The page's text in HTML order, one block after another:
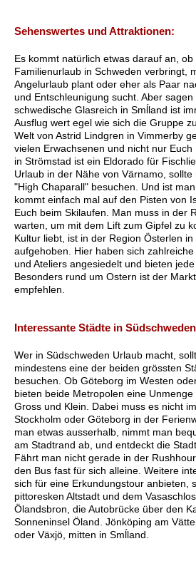
Sehenswertes und Attraktionen:
Es kommt natürlich etwas darauf an,
Familienurlaub in Schweden verbringt,
Angelurlaub plant oder eher als Paar
und Entschleunigung sucht. Aber
schwedische Glasreich in Smĺland ist
Ausflug wert egel wie sich die Gruppe
Welt von Astrid Lindgren in Vimmerby
vielen Erwachsenen und nicht nur
in Strömstad ist ein Eldorado für
Urlaub in der Nähe von Värnamo,
"High Chaparall" besuchen. Und ist
kommt einfach mal auf den Pisten von
Euch beim Skilaufen. Man muss in der
warten, um mit dem Lift zum Gipfel zu
Kultur liebt, ist in der Region Österlen
aufgehoben. Hier haben sich
und Ateliers angesiedelt und bieten
Besonders rund um Ostern ist der
empfehlen.
Interessante Städte in
Wer in Südschweden Urlaub macht,
mindestens eine der beiden grössten
besuchen. Ob Göteborg im Westen
bieten beide Metropolen eine
Gross und Klein. Dabei muss es nicht
Stockholm oder Göteborg in der
man etwas ausserhalb, nimmt man
am Stadtrand ab, und entdeckt die
Fährt man nicht gerade in der
den Bus fast für sich alleine. Weitere
sich für eine Erkundungstour anbieten,
pittoresken Altstadt und dem
Ölandsbron, die Autobrücke über den
Sonneninsel Öland. Jönköping am
oder Växjö, mitten in Smĺland.